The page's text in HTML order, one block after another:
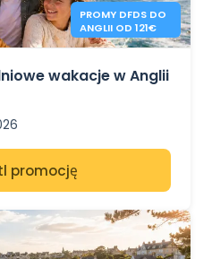
PROMY DFDS DO
ANGLII OD 121€
wakacje w Anglii
promocję